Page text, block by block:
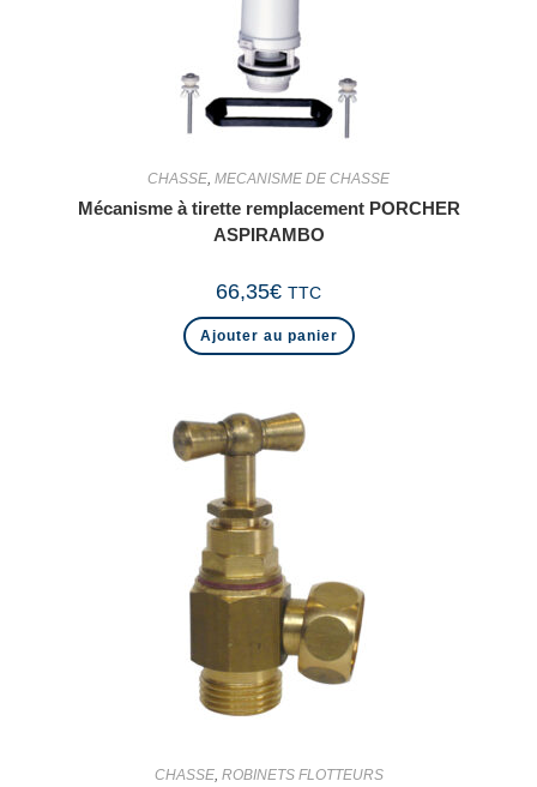
CHASSE, MECANISME DE CHASSE
Mécanisme à tirette remplacement PORCHER
ASPIRAMBO
66,35€ TTC
Ajouter au panier
CHASSE, ROBINETS FLOTTEURS